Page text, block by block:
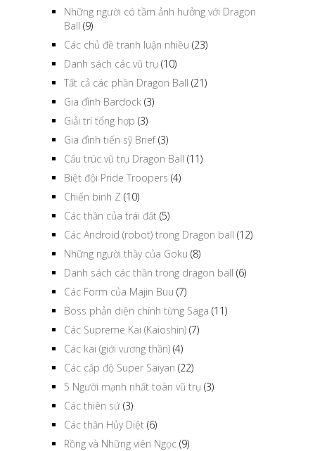
Những người có tầm ảnh hưởng với Dragon
Ball (9)
Các chủ đề tranh luận nhiều (23)
Danh sách các vũ trụ (10)
Tất cả các phần Dragon Ball (21)
Gia đình Bardock (3)
Giải trí tổng hợp (3)
Gia đình tiến sỹ Brief(3)
Cấu trúc vũ trụ Dragon Ball (11)
Biệt đội Pride Troopers (4)
Chiến binh Z (10)
Các thần của trái đất (5)
Các Android (robot) trong Dragon ball (12)
Những người thầy của Goku (8)
Danh sách các thần trong dragon ball (6)
Các Form của Majin Buu (7)
Boss phản diện chính từng Saga (11)
Các Supreme Kai (Kaioshin) (7)
Các kai (giới vương thần) (4)
Các cấp độ Super Saiyan (22)
5 Người mạnh nhất toàn vũ trụ (3)
Các thiên sứ (3)
Các thần Hủy Diệt (6)
Rồng và Những viên Ngọc (9)